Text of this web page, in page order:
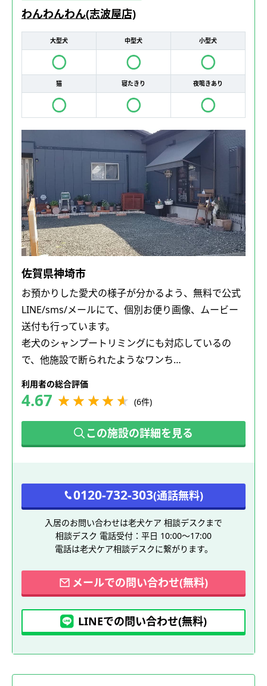
わんわんわん(志波屋店)
大型犬 中型犬 小型犬
猫 寝たきり 夜鳴きあり
佐賀県神埼市
お預かりした愛犬の様子が分かるよう、無料で公式
LINE/sms/メールにて、個別お便り画像、ムービー
送付も行っています。
老犬のシャンプートリミングにも対応しているの
で、他施設で断られたようなワンち…
利用者の総合評価
4.67 (6件)
この施設の詳細を見る
0120-732-303(通話無料)
入居のお問い合わせは老犬ケア 相談デスクまで
相談デスク 電話受付：平日 10:00～17:00
電話は老犬ケア相談デスクに繋がります。
メールでの問い合わせ(無料)
LINEでの問い合わせ(無料)